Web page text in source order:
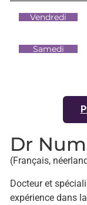
Vendredi
Samedi
Dr
(Français,
Docteur et
expérience dans